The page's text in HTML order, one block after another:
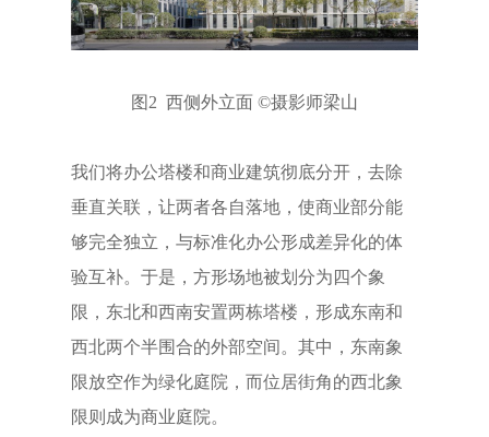
图2 西侧外立面 ©摄影师梁山
我们将办公塔楼和商业建筑彻底分开，去除
垂直关联，让两者各自落地，使商业部分能
够完全独立，与标准化办公形成差异化的体
验互补。于是，方形场地被划分为四个象
限，东北和西南安置两栋塔楼，形成东南和
西北两个半围合的外部空间。其中，东南象
限放空作为绿化庭院，而位居街角的西北象
限则成为商业庭院。